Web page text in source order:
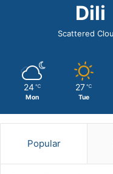
Dili
Scattered
24 ℃
Mon
27 ℃
Tue
Popular